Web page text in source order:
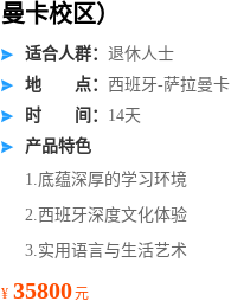
曼卡校区）
适合人群： 退休人士
地
点： 西班牙-萨拉曼卡
时
间 ： 14天
产品特色
1.底蕴深厚的学习环境
2.西班牙深度文化体验
3.实用语言与生活艺术
¥ 35800元